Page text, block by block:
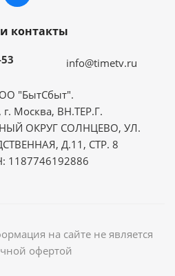
контакты
info@timetv.ru
"БытСбыт".
г. Москва, ВН.ТЕР.Г.
ОКРУГ СОЛНЦЕВО, УЛ.
Д.11, СТР. 8
1187746192886
на сайте не является
офертой